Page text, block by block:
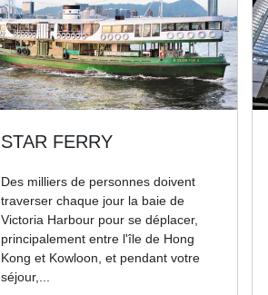
STAR FERRY
Des milliers de personnes doivent
traverser chaque jour la baie de
Victoria Harbour pour se déplacer,
principalement entre l'île de Hong
Kong et Kowloon, et pendant votre
séjour,...